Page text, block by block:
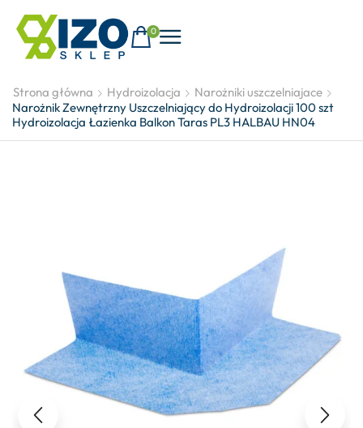
0
Strona główna Hydroizolacja
Narożniki uszczelniajace
Narożnik Zewnętrzny Uszczelniający do Hydroizolacji 100 szt
Hydroizolacja Łazienka Balkon Taras PL3 HALBAU HN04